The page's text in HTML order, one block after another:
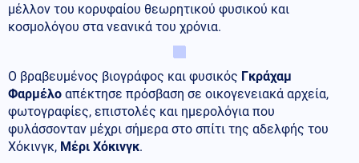
μέλλον του κορυφαίου θεωρητικού φυσικού και
κοσμολόγου στα νεανικά του χρόνια.
Ο βραβευμένος βιογράφος και φυσικός Γκράχαμ
Φαρμέλο απέκτησε πρόσβαση σε οικογενειακά αρχεία,
φωτογραφίες, επιστολές και ημερολόγια που
φυλάσσονταν μέχρι σήμερα στο σπίτι της αδελφής του
Χόκινγκ, Μέρι Χόκινγκ.